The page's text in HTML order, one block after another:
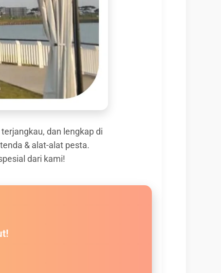
dan lengkap di
& alat-alat pesta.
dari kami!